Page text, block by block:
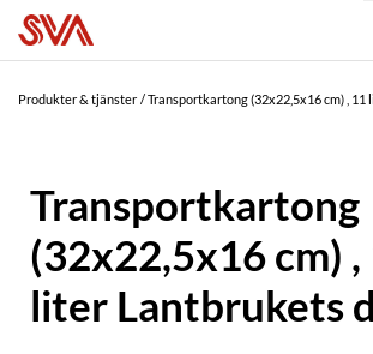
Produkter & tjänster Transportkartong (32x22,5x16 cm) ,
Transportkartong
(32x22,5x16 cm) ,
liter Lantbrukets